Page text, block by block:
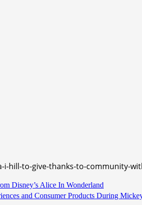
to-give-thanks-to-community-
Disney’s Alice In Wonderland
and Consumer Products During